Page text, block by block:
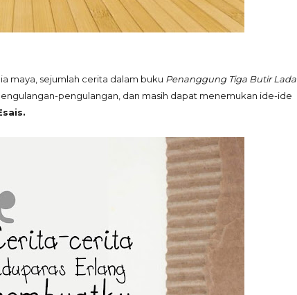
maya, sejumlah cerita dalam buku Penanggung Tiga Butir Lada
pengulangan, dan masih dapat menemukan ide-ide